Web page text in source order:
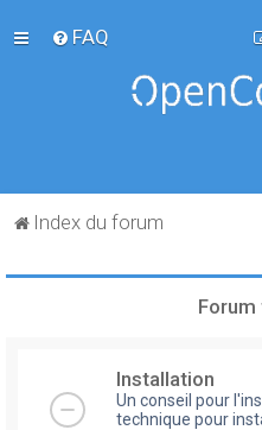
FAQ
Index du forum
Forum
Installation
Un conseil pour
technique pour